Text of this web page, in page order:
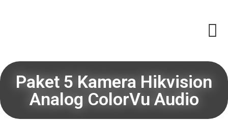
Paket 5 Kamera Hikvision
Analog ColorVu Audio